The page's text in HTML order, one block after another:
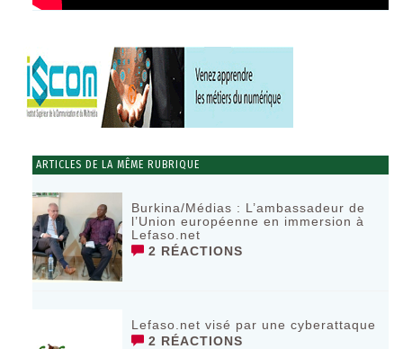
ARTICLES DE LA MÊME RUBRIQUE
Burkina/Médias : L’ambassadeur de
l’Union européenne en immersion à
Lefaso.net
2 RÉACTIONS
Lefaso.net visé par une cyberattaque
2 RÉACTIONS